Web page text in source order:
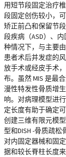
用短节段固定治疗
段固定创伤较小，
矫正前凸和保留节
段疾病（ASD）、
种情况下，与主要
患者术后并发症的
放手术或经皮手术
布。虽然 MIS 是最
漫性特发性骨质增
响。对病理模型进
定长度有助于确定
创建三维有限元模
型和DISH -骨质疏
对内固定器械和固
据和较长脊柱长度